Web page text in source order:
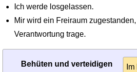
Ich werde losgelassen.
Mir wird ein Freiraum
Verantwortung trage.
Behüten und verteidigen